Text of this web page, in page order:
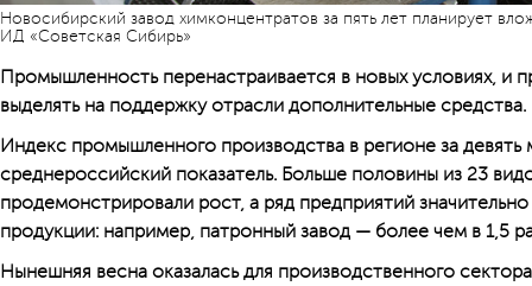
Новосибирский завод химконцентратов за пять лет планирует
ИД «Советская Сибирь»
Промышленность перенастраивается в новых условиях, и
выделять на поддержку отрасли дополнительные средства.
Индекс промышленного производства в регионе за девять
среднероссийский показатель. Больше половины из 23
продемонстрировали рост, а ряд предприятий
продукции: например, патронный завод — более чем в 1,5
Нынешняя весна оказалась для производственного